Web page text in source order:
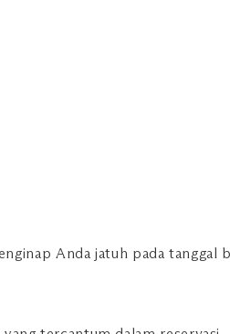
Anda jatuh pada tanggal